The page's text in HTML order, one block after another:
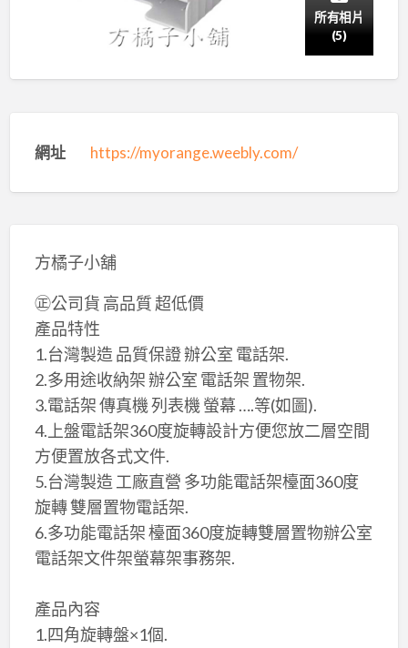
所有相片
(5)
網址 https://myorange.weebly.com/
方橘子小舖
㊣公司貨 高品質 超低價
產品特性
1.台灣製造 ​品質保證 辦公室 電話架.
2.多用途收納架 辦公室 電話架 置物架.
3.電話架 傳真機 列表機 螢幕 ….等(如圖).
4.上盤電話架360度旋轉設計方便您放二層空間
方便置放各式文件.
5.台灣製造 工廠直營 多功能電話架檯面360度
旋轉 雙層置物電話架.
6.多功能電話架 檯面360度旋轉雙層置物辦公室
電話架文件架螢幕架事務架.
​產品內容
1.四角旋轉盤×​1個.